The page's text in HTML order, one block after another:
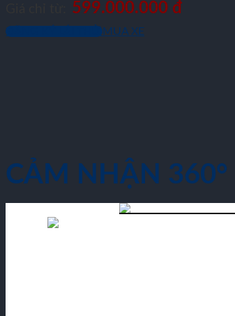
599.000.000 đ
ĐĂNG KÝ LÁI THỬ MUA XE
CẢM NHẬN 360°